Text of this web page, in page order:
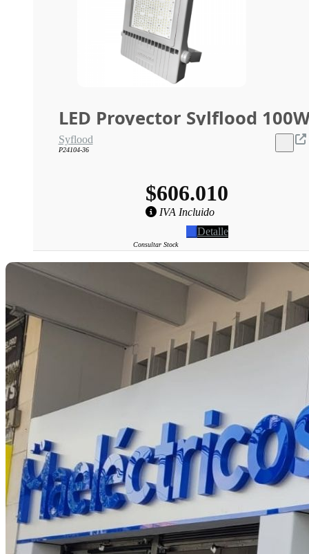
LED Proyector Sylflood
Syflood
P24104-36
$606.010
IVA Incluido
Detalle
Consultar Stock